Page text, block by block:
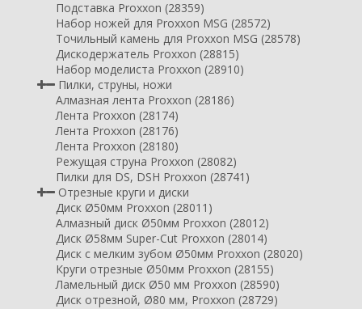
Подставка Proxxon (28359)
Набор ножей для Proxxon MSG (28572)
Точильный камень для Proxxon MSG (28578)
Дискодержатель Proxxon (28815)
Набор моделиста Proxxon (28910)
Пилки, струны, ножи
Алмазная лента Proxxon (28186)
Лента Proxxon (28174)
Лента Proxxon (28176)
Лента Proxxon (28180)
Режущая струна Proxxon (28082)
Пилки для DS, DSH Proxxon (28741)
Отрезные круги и диски
Диск Ø50мм Proxxon (28011)
Алмазный диск Ø50мм Proxxon (28012)
Диск Ø58мм Super-Cut Proxxon (28014)
Диск с мелким зубом Ø50мм Proxxon (28020)
Круги отрезные Ø50мм Proxxon (28155)
Ламельный диск Ø50 мм Proxxon (28590)
Диск отрезной, Ø80 мм, Proxxon (28729)